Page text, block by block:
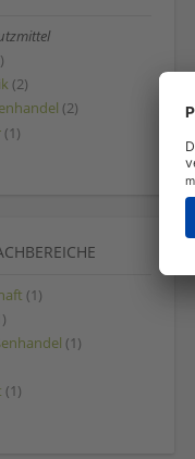
(2)
(2)
(1)
(1)
(1)
(1)